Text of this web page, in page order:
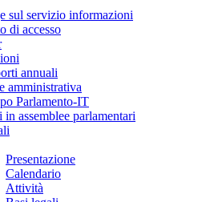
sul servizio informazioni
di accesso
annuali
amministrativa
Parlamento-IT
assemblee parlamentari
Presentazione
Calendario
Attività